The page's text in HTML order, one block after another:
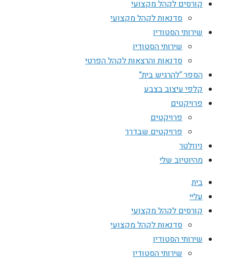
קורסים לקהל מקצועי
סדנאות לקהל מקצועי
שירותי הסטודיו
שירותי הסטודיו
סדנאות והרצאות לקהל הפרטי
הספר “להרגיש בית”
קלפי עיצוב בצבע
פרויקטים
פרויקטים
פרויקטים שבדרך
ניוזלטר
מהיוטיוב שלי
בית
עליי
קורסים לקהל מקצועי
סדנאות לקהל מקצועי
שירותי הסטודיו
שירותי הסטודיו